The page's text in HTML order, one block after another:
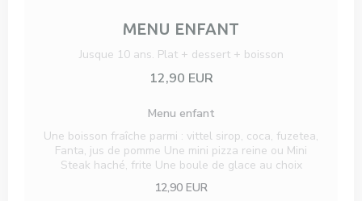
MENU ENFANT
Jusque 10 ans. Plat + dessert + boisson
12,90 EUR
Menu enfant
Une boisson fraîche parmi : vittel sirop, coca, fuzetea,
Fanta, jus de pomme Une mini pizza reine ou Mini
Steak haché, frite Une boule de glace au choix
12,90 EUR